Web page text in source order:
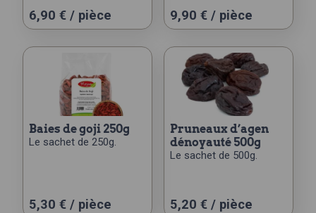
6,90 € / pièce 9,90 € / pièce
baies de goji 250g
Le sachet de 250g.
5,30 € / pièce
pruneaux d’agen
dénoyauté 500g
Le sachet de 500g.
5,20 € / pièce